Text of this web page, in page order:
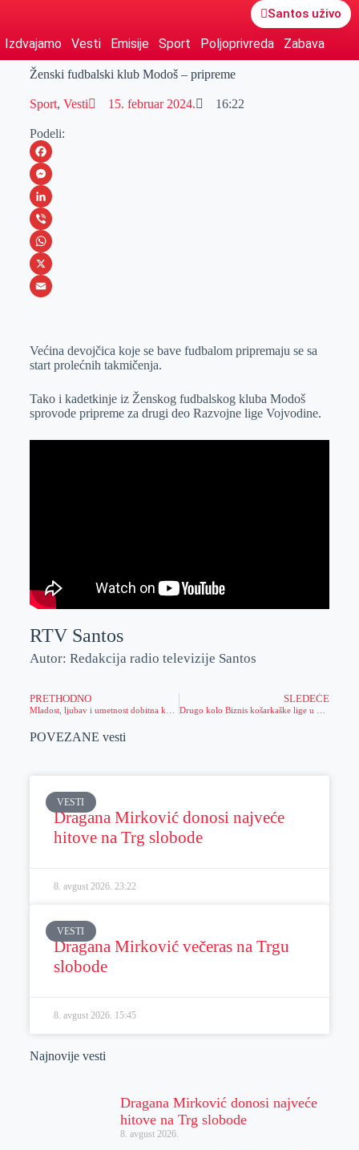
Santos uživo
Izdvajamo Vesti Emisije Sport Poljoprivreda Zabava
Ženski fudbalski klub Modoš – pripreme
Sport, Vesti 15. februar 2024. 16:22
Podeli:
F
a
c
e
b
o
M
e
s
s
e
e
L
i
n
k
I
V
i
b
W
h
s
p
p
X
a
l
Većina devojčica koje se bave fudbalom pripremaju se sa
start prolećnih takmičenja.
Tako i kadetkinje iz Ženskog fudbalskog kluba Modoš
sprovode pripreme za drugi deo Razvojne lige Vojvodine.
RTV Santos
Autor: Redakcija radio televizije Santos
PRETHODNO SLEDEĆE
POVEZANE vesti
VESTI
Dragana Mirković donosi najveće
hitove na Trg slobode
8. avgust 2026. 23:22
VESTI
Dragana Mirković večeras na Trgu
slobode
8. avgust 2026. 15:45
Najnovije vesti
Dragana Mirković donosi najveće
hitove na Trg slobode
8. avgust 2026.